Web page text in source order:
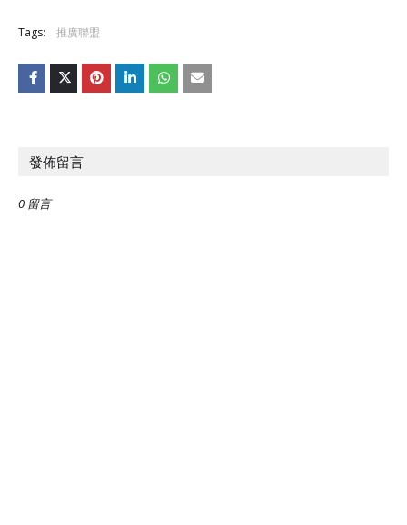
Tags: 推廣聯盟
發佈留言
0 留言